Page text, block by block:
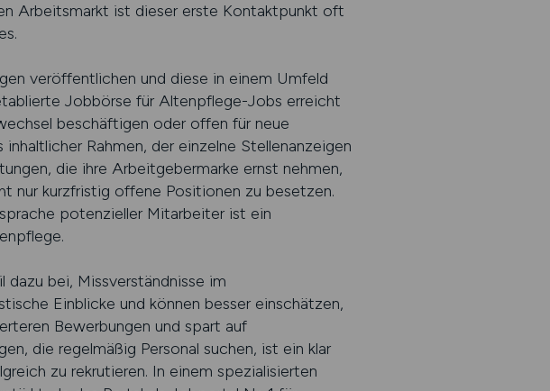
Arbeitsmarkt ist dieser erste Kontaktpunkt oft
veröffentlichen und diese in einem Umfeld
Jobbörse für Altenpflege-Jobs erreicht
beschäftigen oder offen für neue
Rahmen, der einzelne Stellenanzeigen
die ihre Arbeitgebermarke ernst nehmen,
nur kurzfristig offene Positionen zu besetzen.
potenzieller Mitarbeiter ist ein
bei, Missverständnisse im
Einblicke und können besser einschätzen,
Bewerbungen und spart auf
die regelmäßig Personal suchen, ist ein klar
zu rekrutieren. In einem spezialisierten